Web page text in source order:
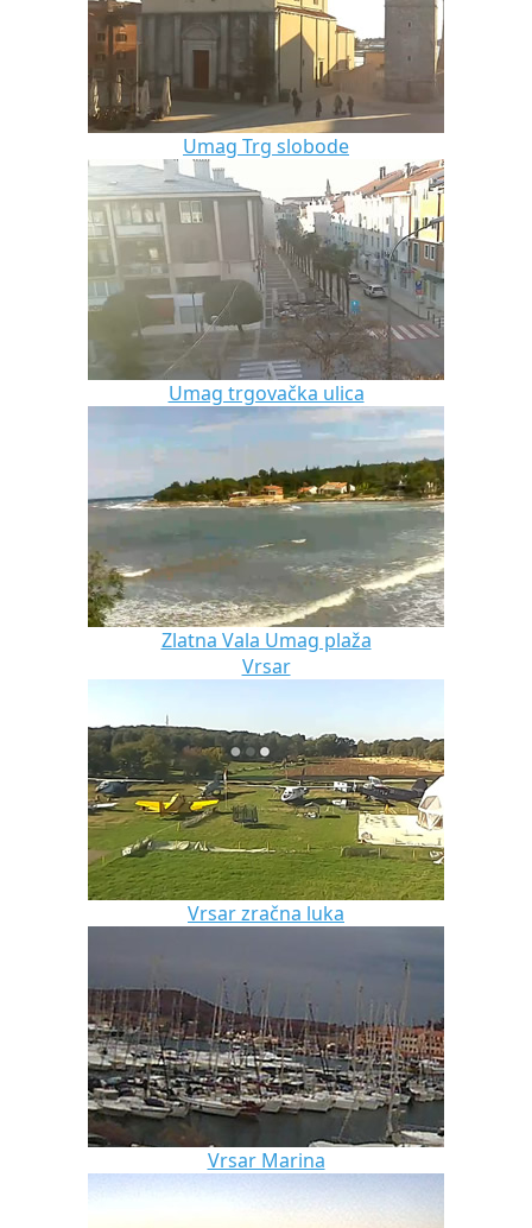
Umag Trg slobode
Umag trgovačka ulica
Zlatna Vala Umag plaža
Vrsar
Vrsar zračna luka
Vrsar Marina